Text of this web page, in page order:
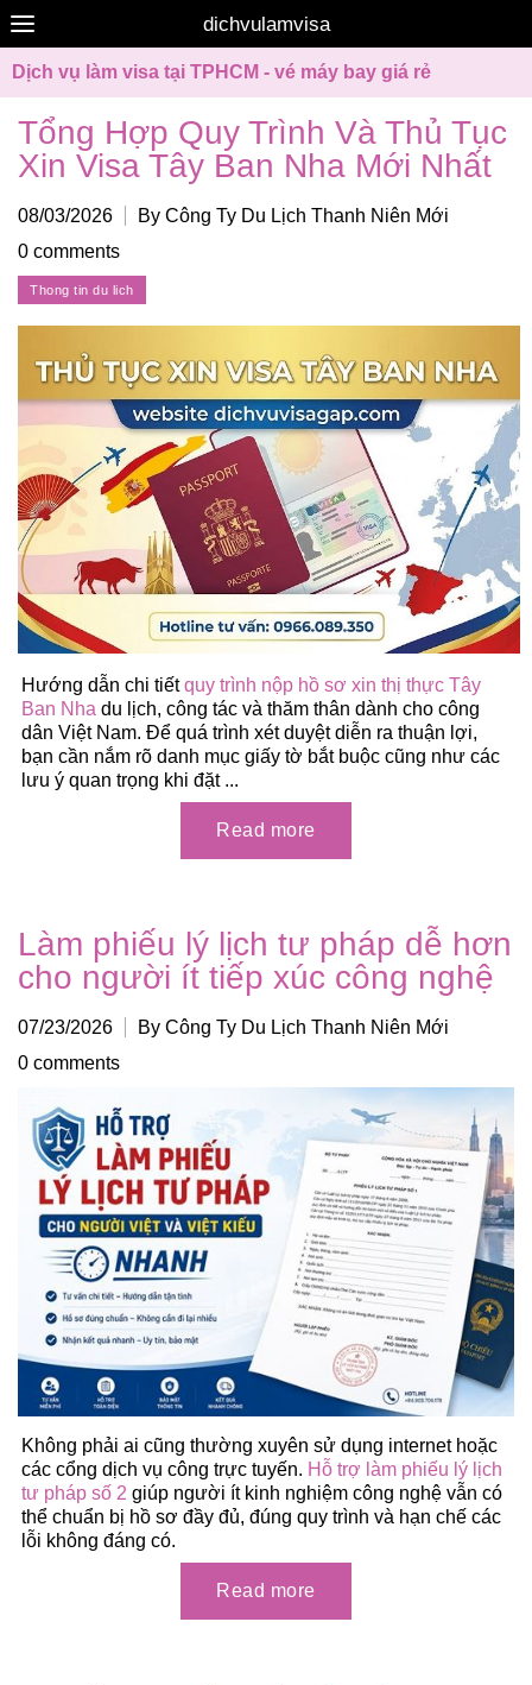
dichvulamvisa
Dịch vụ làm visa tại TPHCM - vé máy bay giá rẻ
Tổng Hợp Quy Trình Và Thủ Tục
Xin Visa Tây Ban Nha Mới Nhất
08/03/2026
By Công Ty Du Lịch Thanh Niên Mới
0 comments
Hướng dẫn chi tiếtquy trình nộp hồ sơ xin thị thực Tây
Ban Nha du lịch, công tác và thăm thân dành cho công
dân Việt Nam. Để quá trình xét duyệt diễn ra thuận lợi,
bạn cần nắm rõ danh mục giấy tờ bắt buộc cũng như các
lưu ý quan trọng khi đặt ...
Làm phiếu lý lịch tư pháp dễ hơn
cho người ít tiếp xúc công nghệ
07/23/2026
By Công Ty Du Lịch Thanh Niên Mới
0 comments
Không phải ai cũng thường xuyên sử dụng internet hoặc
các cổng dịch vụ công trực tuyến. Hỗ trợ làm phiếu lý lịch
tư pháp số 2 giúp người ít kinh nghiệm công nghệ vẫn có
thể chuẩn bị hồ sơ đầy đủ, đúng quy trình và hạn chế các
lỗi không đáng có.